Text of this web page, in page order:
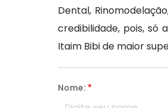
Dental,
credibilidade, pois, só
Itaim Bibi de maior
Nome: *